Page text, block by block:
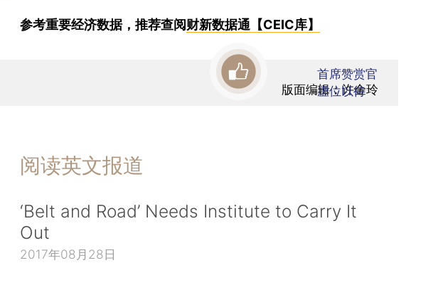
参考重要经济数据，推荐查阅财新数据通【CEIC库】
版面编辑：许金玲
首席赞赏官
虚位以待
阅读英文报道
‘Belt and Road’ Needs Institute to Carry It
Out
2017年08月28日